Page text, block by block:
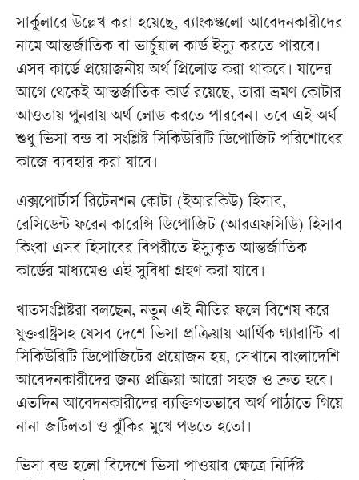
সার্কুলারে উল্লেখ করা হয়েছে, ব্যাংকগুলো আবেদনকারীদের
নামে আন্তর্জাতিক বা ভার্চুয়াল কার্ড ইস্যু করতে পারবে।
এসব কার্ডে প্রয়োজনীয় অর্থ প্রিলোড করা থাকবে। যাদের
আগে থেকেই আন্তর্জাতিক কার্ড রয়েছে, তারা ভ্রমণ কোটার
আওতায় পুনরায় অর্থ লোড করতে পারবেন। তবে এই অর্থ
শুধু ভিসা বন্ড বা সংশ্লিষ্ট সিকিউরিটি ডিপোজিট পরিশোধের
কাজে ব্যবহার করা যাবে।
এক্সপোর্টার্স রিটেনশন কোটা (ইআরকিউ) হিসাব,
রেসিডেন্ট ফরেন কারেন্সি ডিপোজিট (আরএফসিডি) হিসাব
কিংবা এসব হিসাবের বিপরীতে ইস্যুকৃত আন্তর্জাতিক
কার্ডের মাধ্যমেও এই সুবিধা গ্রহণ করা যাবে।
খাতসংশ্লিষ্টরা বলছেন, নতুন এই নীতির ফলে বিশেষ করে
যুক্তরাষ্ট্রসহ যেসব দেশে ভিসা প্রক্রিয়ায় আর্থিক গ্যারান্টি বা
সিকিউরিটি ডিপোজিটের প্রয়োজন হয়, সেখানে বাংলাদেশি
আবেদনকারীদের জন্য প্রক্রিয়া আরো সহজ ও দ্রুত হবে।
এতদিন আবেদনকারীদের ব্যক্তিগতভাবে অর্থ পাঠাতে গিয়ে
নানা জটিলতা ও ঝুঁকির মুখে পড়তে হতো।
ভিসা বন্ড হলো বিদেশে ভিসা পাওয়ার ক্ষেত্রে নির্দিষ্ট